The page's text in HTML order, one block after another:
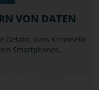
VON DATEN
Gefahr, dass Kriminelle
Smartphones,